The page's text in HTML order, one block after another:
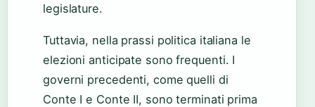
legislature.
Tuttavia, nella prassi politica italiana le
elezioni anticipate sono frequenti. I
governi precedenti, come quelli di
Conte I e Conte II, sono terminati prima